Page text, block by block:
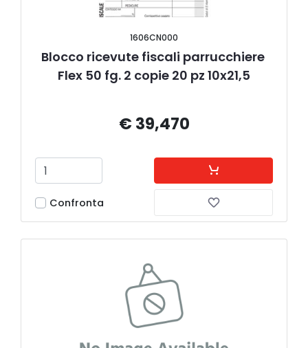
1606CN000
Blocco ricevute fiscali parrucchiere
Flex 50 fg. 2 copie 20 pz 10x21,5
€ 39,470
Confronta